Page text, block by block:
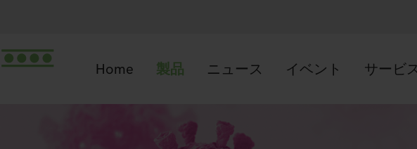
Home 製品 ニュース イベント サービ